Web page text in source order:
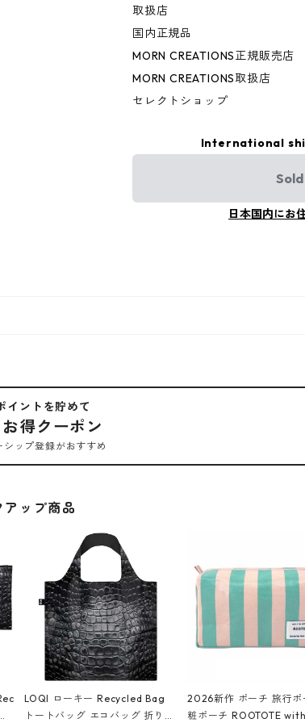
取扱店
国内正規品
MORN CREATIONS正規販売店
MORN CREATIONS取扱店
セレクトショップ
International
日本国内にお
イントを貯めて
得クーポン
ップ登録がおすすめ
アップ商品
LOQI ローキー Recycled Bag
トートバッグ エコバッグ 折りた
2026新作 ポーチ 旅行ポ
粧ポーチ ROOTOTE with